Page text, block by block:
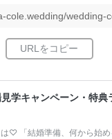
cole.wedding/wedding-
学キャンペーン・特
♡ 「結婚準備、何から始